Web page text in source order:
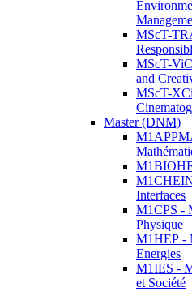
MScT-
MScT-
and
MScT-
Master (DNM)
Interfaces
M1CPS -
Physique
M1HEP -
Energies
M1IES -
et Société